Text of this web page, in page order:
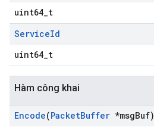
uint64_t
ServiceId
uint64_t
Hàm công khai
Encode(PacketBuffer *msgBuf)